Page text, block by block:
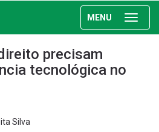
MENU
precisam
tecnológica no
Silva